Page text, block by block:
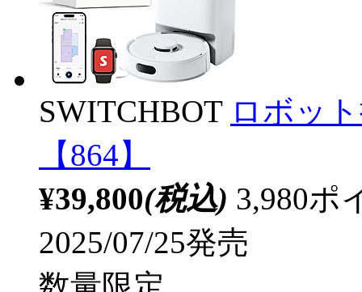
SWITCHBOT ロボッ
【864】
¥39,800(税込) 3,980ポ
2025/07/25発売